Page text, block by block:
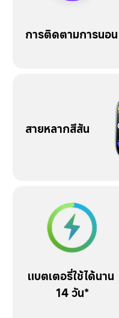
การติดตามการนอน
สายหลากสีสัน
แบตเตอรี่ใช้ได้นาน
14 วัน*